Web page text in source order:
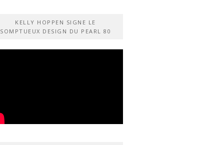
KELLY HOPPEN SIGNE LE
SOMPTUEUX DESIGN DU PEARL 80